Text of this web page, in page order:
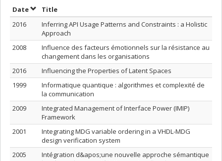
DateSort by date in ascending order
Title
2016
Inferring API Usage Patterns and Constraints : a Holistic
Approach
2008
Influence des facteurs émotionnels sur la résistance au
changement dans les organisations
2016
Influencing the Properties of Latent Spaces
1999
Informatique quantique : algorithmes et complexité de
la communication
2009
Integrated Management of Interface Power (IMIP)
Framework
2001
Integrating MDG variable ordering in a VHDL-MDG
design verification system
2005
Intégration d&apos;une nouvelle approche sémantique